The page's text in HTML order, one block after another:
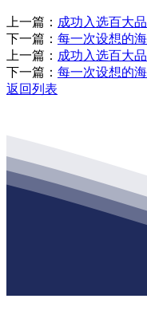
上一篇： 成功入选百大
下一篇： 每一次设想的
上一篇： 成功入选百大
下一篇： 每一次设想的
返回列表